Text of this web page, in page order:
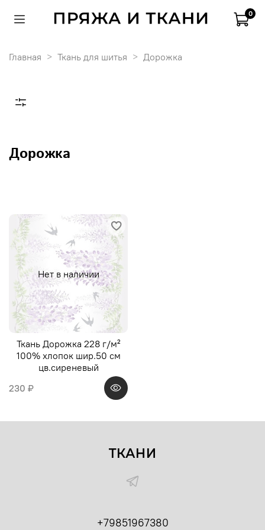
0
Главная Ткань для шитья Дорожка
Дорожка
Нет в наличии
Ткань Дорожка 228 г/м²
100% хлопок шир.50 см
цв.сиреневый
230 ₽
+79851967380
ТКАНИ